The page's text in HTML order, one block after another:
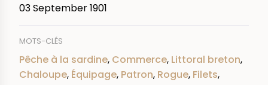
03 September 1901
MOTS-CLÉS
Pêche à la sardine, Commerce, Littoral breton,
Chaloupe, Équipage, Patron, Rogue, Filets,